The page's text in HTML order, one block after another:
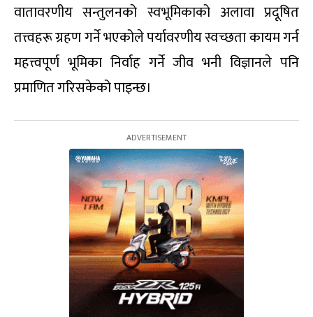
वातावरणीय सन्तुलनको स्वभूमिकाको अलावा प्रदूषित
तत्त्वहरू ग्रहण गर्ने भएकोले पर्यावरणीय स्वच्छता कायम गर्न
महत्त्वपूर्ण भूमिका निर्वाह गर्ने जीव भनी विज्ञानले पनि
प्रमाणित गरिसकेको पाइन्छ।